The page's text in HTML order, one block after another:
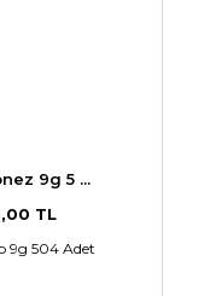
9g 5 ...
TL